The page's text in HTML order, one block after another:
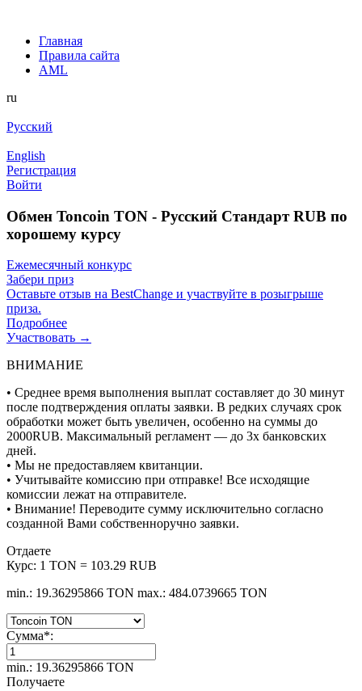
Главная
Правила сайта
AML
ru
Русский
English
Регистрация
Войти
Обмен Toncoin TON - Русский Стандарт RUB по
хорошему курсу
Ежемесячный конкурс
Забери приз
Оставьте отзыв на BestChange и участвуйте в розыгрыше
приза.
Подробнее
Участвовать →
ВНИМАНИЕ
• Среднее время выполнения выплат составляет до 30 минут
после подтверждения оплаты заявки. В редких случаях срок
обработки может быть увеличен, особенно на суммы до
2000RUB. Максимальный регламент — до 3х банковских
дней.
• Мы не предоставляем квитанции.
• Учитывайте комиссию при отправке! Все исходящие
комиссии лежат на отправителе.
• Внимание! Переводите сумму исключительно согласно
созданной Вами собственноручно заявки.
Отдаете
Курс: 1 TON = 103.29 RUB
min.: 19.36295866 TON max.: 484.0739665 TON
Сумма*:
min.: 19.36295866 TON
Получаете